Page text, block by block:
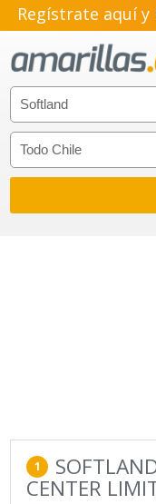
Regístrate aquí
1
CENTER